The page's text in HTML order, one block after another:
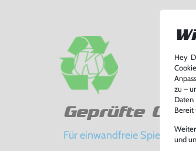
Geprüfte
Für einwandfreie
Hey
zu –
Bereit
und